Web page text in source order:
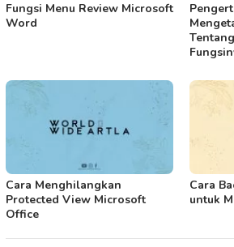
Fungsi Menu Review Microsoft
Word
Cara Menghilangkan
Protected View Microsoft
Office
Cara
untuk